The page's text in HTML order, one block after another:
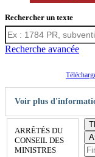
Rechercher un texte
Recherche avancée
Voir plus
ARRÊTÉS DU
CONSEIL DES
MINISTRES